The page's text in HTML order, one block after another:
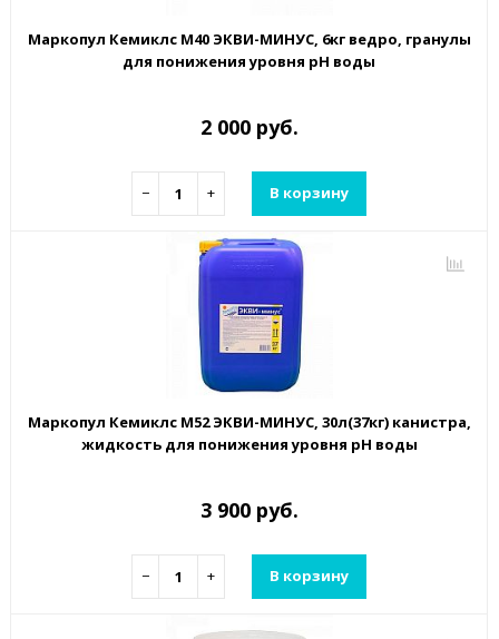
Маркопул Кемиклс М40 ЭКВИ-МИНУС, 6кг ведро, гранулы
для понижения уровня рН воды
2 000 руб.
− + В корзину
Маркопул Кемиклс М52 ЭКВИ-МИНУС, 30л(37кг) канистра,
жидкость для понижения уровня рН воды
3 900 руб.
− + В корзину